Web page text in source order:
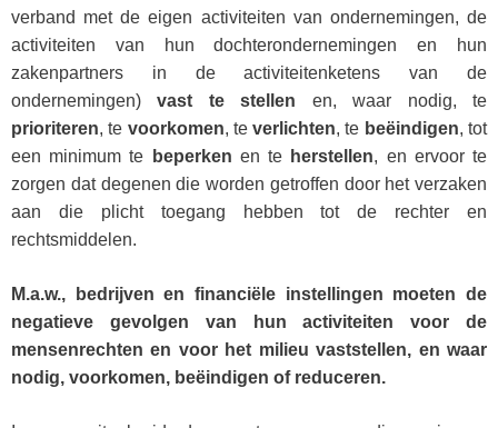
verband met de eigen activiteiten van ondernemingen, de
activiteiten van hun dochterondernemingen en hun
zakenpartners in de activiteitenketens van de
ondernemingen)vast te stellen en, waar nodig, te
prioriteren, te voorkomen, teverlichten, te beëindigen, tot
een minimum te
beperken en te herstellen, en ervoor te
zorgen dat degenen die worden getroffen door het verzaken
aan die plicht toegang hebben tot de rechter en
rechtsmiddelen.
M.a.w., bedrijven en financiële instellingen moeten de
negatieve gevolgen van hun activiteiten voor de
mensenrechten en voor het milieu vaststellen, en waar
nodig, voorkomen, beëindigen of reduceren.